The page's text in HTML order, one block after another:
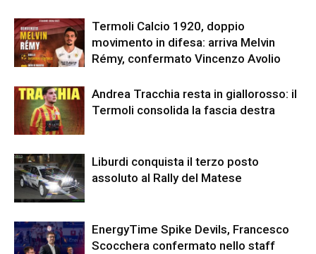
Termoli Calcio 1920, doppio
movimento in difesa: arriva Melvin
Rémy, confermato Vincenzo Avolio
Andrea Tracchia resta in giallorosso: il
Termoli consolida la fascia destra
Liburdi conquista il terzo posto
assoluto al Rally del Matese
EnergyTime Spike Devils, Francesco
Scocchera confermato nello staff